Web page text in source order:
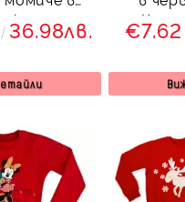
коледна
еленчета
36.98лв. €7.62